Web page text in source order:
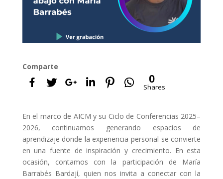
Comparte
0
Shares
En el marco de AICM y su Ciclo de Conferencias 2025–
2026, continuamos generando espacios de
aprendizaje donde la experiencia personal se convierte
en una fuente de inspiración y crecimiento. En esta
ocasión, contamos con la participación de María
Barrabés Bardají, quien nos invita a conectar con la